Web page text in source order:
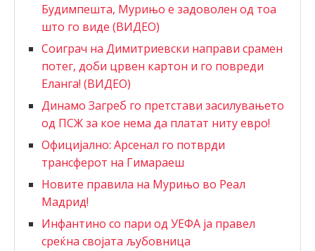
Будимпешта, Мурињо е задоволен од тоа
што го виде (ВИДЕО)
Соиграч на Димитриевски направи срамен
потег, доби црвен картон и го повреди
Еланга! (ВИДЕО)
Динамо Загреб го претстави засилувањето
од ПСЖ за кое нема да платат ниту евро!
Официјално: Арсенал го потврди
трансферот на Гимараеш
Новите правила на Мурињо во Реал
Мадрид!
Инфантино со пари од УЕФА ја правел
среќна својата љубовница